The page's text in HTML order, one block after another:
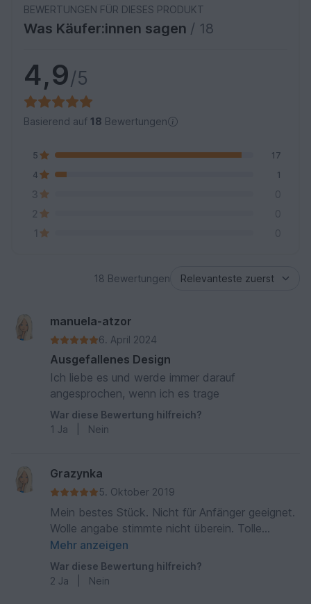
BEWERTUNGEN FÜR DIESES PRODUKT
Was Käufer:innen sagen / 18
4,9/5
Basierend auf 18 Bewertungen
5
17
4
1
3
0
2
0
1
0
18 Bewertungen
manuela-atzor
6. April 2024
Ausgefallenes Design
Ich liebe es und werde immer darauf
angesprochen, wenn ich es trage
War diese Bewertung hilfreich?
1 Ja Nein
Grazynka
5. Oktober 2019
Mein bestes Stück. Nicht für Anfänger geeignet.
Wolle angabe stimmte nicht überein. Tolle
Anleitung mit vielen Bildern und mit liebe
geschrieben.
Mehr anzeigen
War diese Bewertung hilfreich?
2 Ja Nein